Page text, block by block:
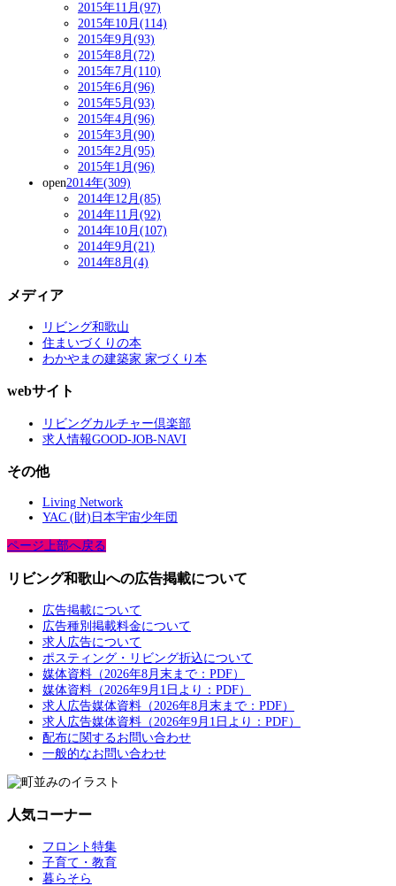
2015年11月(97)
2015年10月(114)
2015年9月(93)
2015年8月(72)
2015年7月(110)
2015年6月(96)
2015年5月(93)
2015年4月(96)
2015年3月(90)
2015年2月(95)
2015年1月(96)
open2014年(309)
2014年12月(85)
2014年11月(92)
2014年10月(107)
2014年9月(21)
2014年8月(4)
メディア
リビング和歌山
住まいづくりの本
わかやまの建築家 家づくり本
webサイト
リビングカルチャー倶楽部
求人情報GOOD-JOB-NAVI
その他
Living Network
YAC (財)日本宇宙少年団
ページ上部へ戻る
リビング和歌山への広告掲載について
広告掲載について
広告種別掲載料金について
求人広告について
ポスティング・リビング折込について
媒体資料（2026年8月末まで：PDF）
媒体資料（2026年9月1日より：PDF）
求人広告媒体資料（2026年8月末まで：PDF）
求人広告媒体資料（2026年9月1日より：PDF）
配布に関するお問い合わせ
一般的なお問い合わせ
人気コーナー
フロント特集
子育て・教育
暮らそら